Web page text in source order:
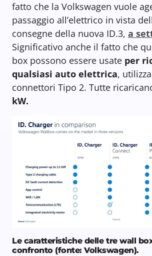
fatto che la Volkswagen vuole
passaggio all’elettrico in vista
consegne della nuova ID.3, a
Significativo anche il fatto che
box possono essere usate per
qualsiasi auto elettrica,
connettori Tipo 2. Tutte
kW.
Le caratteristiche delle tre wall
confronto (fonte: Volkswagen).